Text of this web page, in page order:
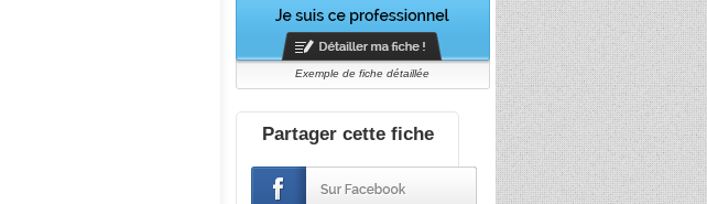
Exemple de fiche détaillée
Partager cette fiche